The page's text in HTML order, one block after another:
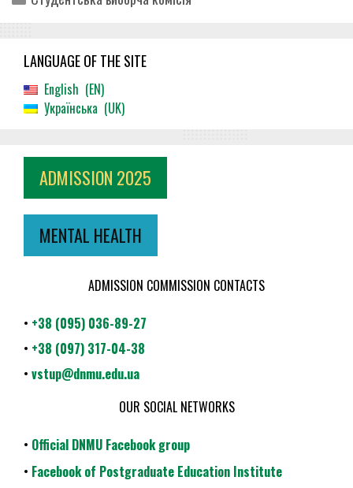
LANGUAGE OF THE SITE
English
EN
Українська
UK
ADMISSION 2025
MENTAL HEALTH
ADMISSION COMMISSION CONTACTS
• +38 (095) 036-89-27
• +38 (097) 317-04-38
• vstup@dnmu.edu.ua
OUR SOCIAL NETWORKS
• Official DNMU Facebook group
• Facebook of Postgraduate Education Institute